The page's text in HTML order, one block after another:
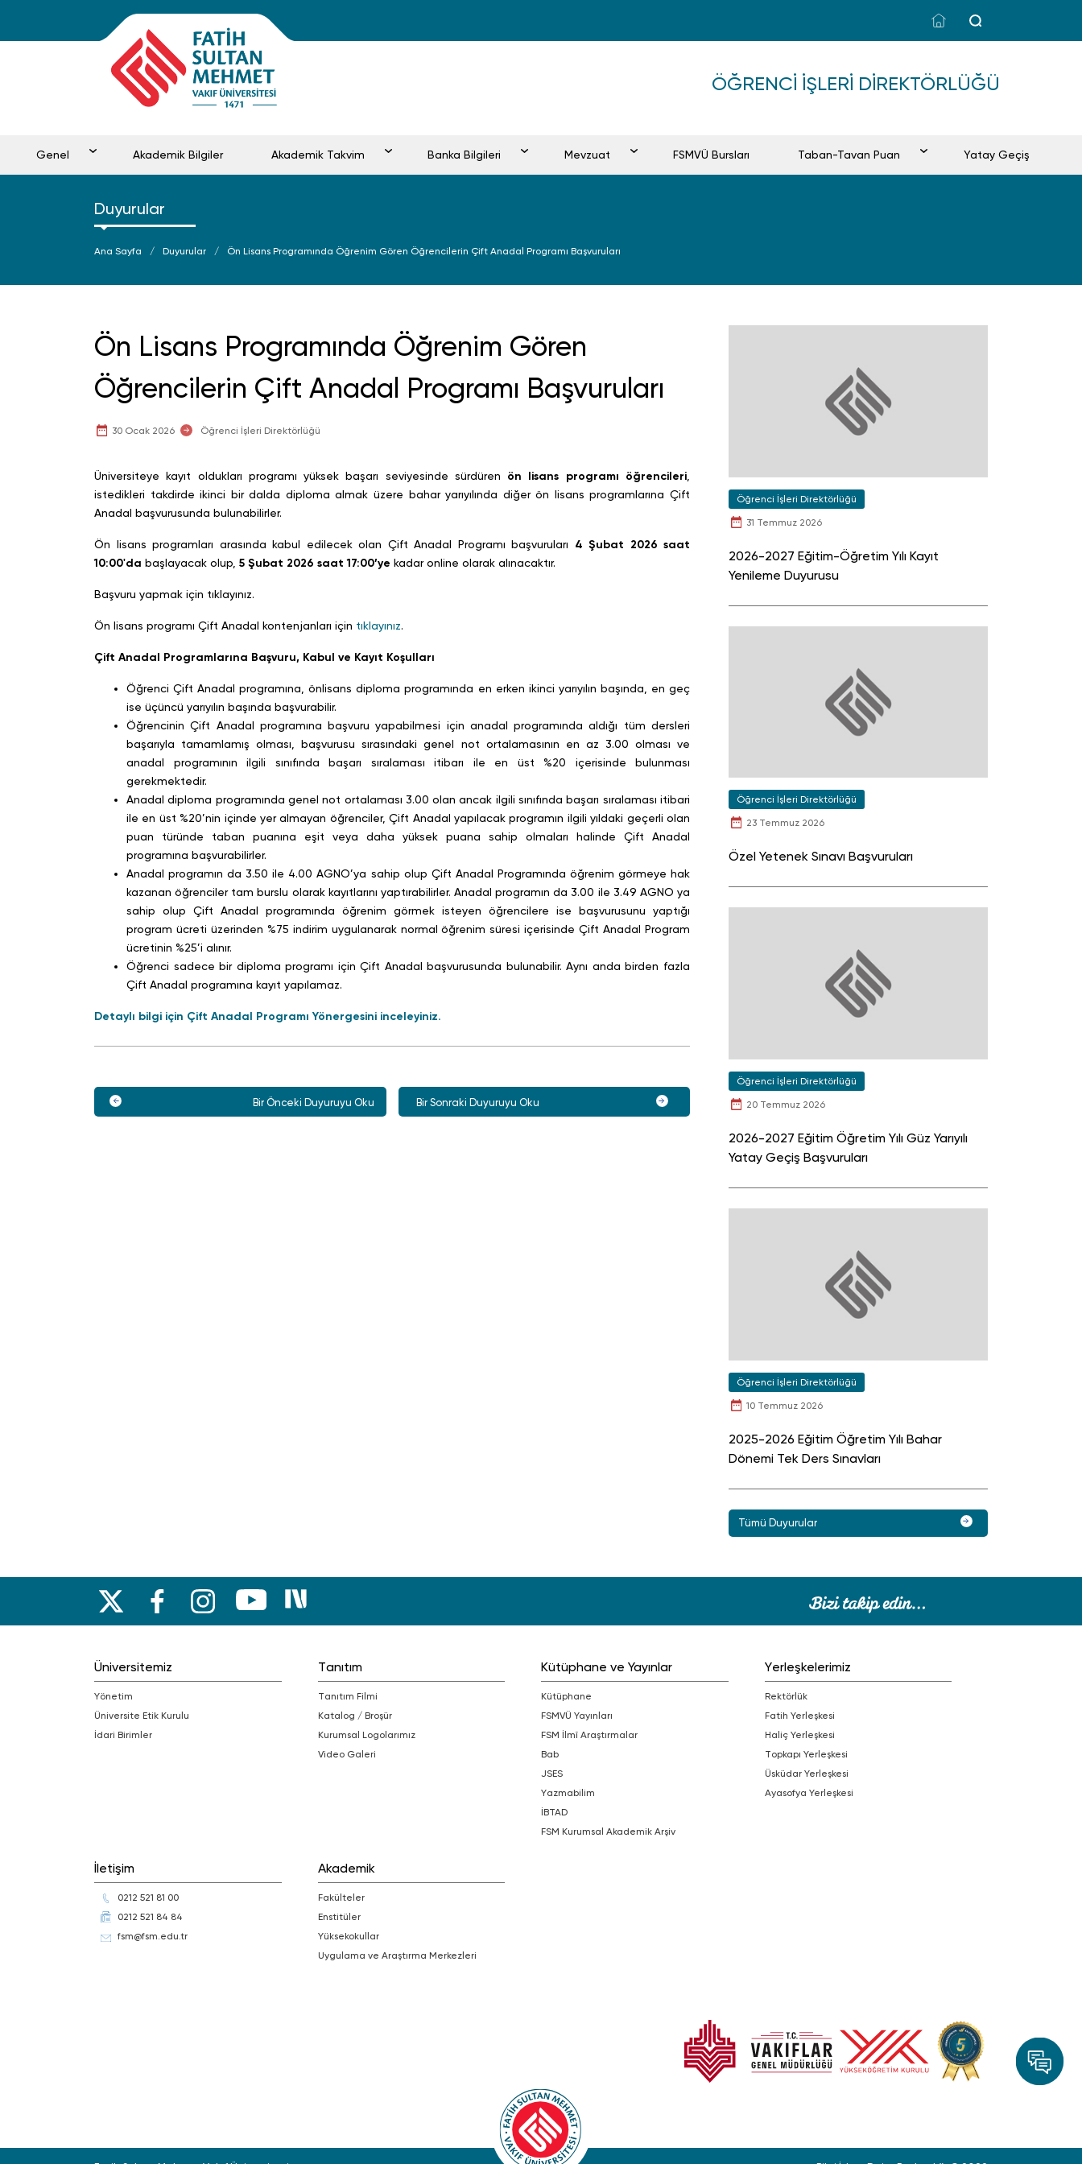
ÖĞRENCI İŞLERI DIREKTÖRLÜĞÜ
Genel Akademik Bilgiler Akademik Takvim Banka Bilgileri Mevzuat FSMVÜ Bursları Taban-Tavan Puan Yatay Geçiş
Duyurular
Ana Sayfa Duyurular Ön Lisans Programında Öğrenim Gören Öğrencilerin Çift Anadal Programı Başvuruları
Ön Lisans Programında Öğrenim Gören
Öğrencilerin Çift Anadal Programı Başvuruları
30 Ocak 2026 Öğrenci İşleri Direktörlüğü
Üniversiteye kayıt oldukları programı yüksek başarı seviyesinde sürdüren ön lisans programı öğrencileri
istedikleri takdirde ikinci bir dalda diploma almak üzere bahar yarıyılında diğer ön lisans programlarına Çift
Anadal başvurusunda bulunabilirler.
Ön lisans programları arasında kabul edilecek olan Çift Anadal Programı başvuruları 4 Şubat 2026 saat
10:00'da başlayacak olup, 5 Şubat 2026 saat 17:00’ye kadar online olarak alınacaktır.
Başvuru yapmak için tıklayınız.
Ön lisans programı Çift Anadal kontenjanları için tıklayınız.
Çift Anadal Programlarına Başvuru, Kabul ve Kayıt Koşulları
Öğrenci Çift Anadal programına, önlisans diploma programında en erken ikinci yarıyılın başında, en geç
ise üçüncü yarıyılın başında başvurabilir.
Öğrencinin Çift Anadal programına başvuru yapabilmesi için anadal programında aldığı tüm dersleri
başarıyla tamamlamış olması, başvurusu sırasındaki genel not ortalamasının en az 3.00 olması ve
anadal programının ilgili sınıfında başarı sıralaması itibarı ile en üst %20 içerisinde bulunması
gerekmektedir.
Anadal diploma programında genel not ortalaması 3.00 olan ancak ilgili sınıfında başarı sıralaması itibari
ile en üst %20’nin içinde yer almayan öğrenciler, Çift Anadal yapılacak programın ilgili yıldaki geçerli olan
puan türünde taban puanına eşit veya daha yüksek puana sahip olmaları halinde Çift Anadal
programına başvurabilirler.
Anadal programın da 3.50 ile 4.00 AGNO’ya sahip olup Çift Anadal Programında öğrenim görmeye hak
kazanan öğrenciler tam burslu olarak kayıtlarını yaptırabilirler. Anadal programın da 3.00 ile 3.49 AGNO ya
sahip olup Çift Anadal programında öğrenim görmek isteyen öğrencilere ise başvurusunu yaptığı
program ücreti üzerinden %75 indirim uygulanarak normal öğrenim süresi içerisinde Çift Anadal Program
ücretinin %25’i alınır.
Öğrenci sadece bir diploma programı için Çift Anadal başvurusunda bulunabilir. Aynı anda birden fazla
Çift Anadal programına kayıt yapılamaz.
Detaylı bilgi için Çift Anadal Programı Yönergesini inceleyiniz.
Bir Önceki Duyuruyu Oku Bir Sonraki Duyuruyu Oku
Öğrenci İşleri Direktörlüğü
31 Temmuz 2026
2026-2027 Eğitim-Öğretim Yılı Kayıt
Yenileme Duyurusu
Öğrenci İşleri Direktörlüğü
23 Temmuz 2026
Özel Yetenek Sınavı Başvuruları
Öğrenci İşleri Direktörlüğü
20 Temmuz 2026
2026-2027 Eğitim Öğretim Yılı Güz Yarıyılı
Yatay Geçiş Başvuruları
Öğrenci İşleri Direktörlüğü
10 Temmuz 2026
2025-2026 Eğitim Öğretim Yılı Bahar
Dönemi Tek Ders Sınavları
Tümü Duyurular
Üniversitemiz
Yönetim
Üniversite Etik Kurulu
İdari Birimler
Tanıtım
Tanıtım Filmi
Katalog / Broşür
Kurumsal Logolarımız
Video Galeri
Kütüphane ve Yayınlar
Kütüphane
FSMVÜ Yayınları
FSM İlmî Araştırmalar
bab
JSES
Yazmabilim
İBTAD
FSM Kurumsal Akademik Arşiv
Yerleşkelerimiz
Rektörlük
Fatih Yerleşkesi
Haliç Yerleşkesi
Topkapı Yerleşkesi
Üsküdar Yerleşkesi
Ayasofya Yerleşkesi
İletişim
0212 521 81 00
0212 521 84 84
fsm@fsm.edu.tr
Akademik
Fakülteler
Enstitüler
Yüksekokullar
Uygulama ve Araştırma Merkezleri